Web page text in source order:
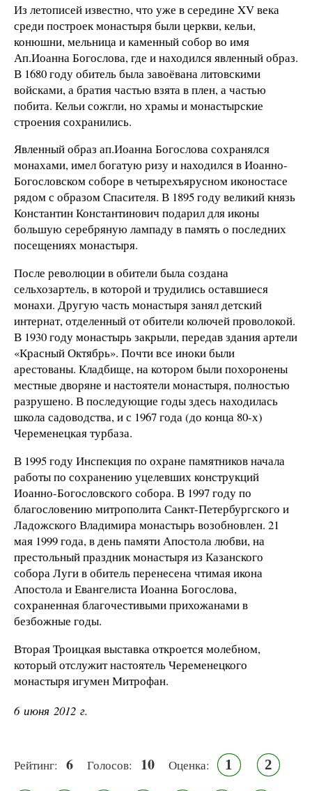
Из летописей известно, что уже в середине XV века
среди построек монастыря были церкви, кельи,
конюшни, мельница и каменный собор во имя
Ап.Иоанна Богослова, где и находился явленный образ.
В 1680 году обитель была завоёвана литовскими
войсками, а братия частью взята в плен, а частью
побита. Кельи сожгли, но храмы и монастырские
строения сохранились.
Явленный образ ап.Иоанна Богослова сохранялся
монахами, имел богатую ризу и находился в Иоанно-
Богословском соборе в четырехъярусном иконостасе
рядом с образом Спасителя. В 1895 году великий князь
Константин Константинович подарил для иконы
большую серебряную лампаду в память о последних
посещениях монастыря.
После революции в обители была создана
сельхозартель, в которой и трудились оставшиеся
монахи. Другую часть монастыря занял детский
интернат, отделенный от обители колючей проволокой.
В 1930 году монастырь закрыли, передав здания артели
«Красный Октябрь». Почти все иноки были
арестованы. Кладбище, на котором были похоронены
местные дворяне и настоятели монастыря, полностью
разрушено. В последующие годы здесь находилась
школа садоводства, и с 1967 года (до конца 80-х)
Череменецкая турбаза.
В 1995 году Инспекция по охране памятников начала
работы по сохранению уцелевших конструкций
Иоанно-Богословского собора. В 1997 году по
благословению митрополита Санкт-Петербургского и
Ладожского Владимира монастырь возобновлен. 21
мая 1999 года, в день памяти Апостола любви, на
престольный праздник монастыря из Казанского
собора Луги в обитель перенесена чтимая икона
Апостола и Евангелиста Иоанна Богослова,
сохраненная благочестивыми прихожанами в
безбожные годы.
Вторая Троицкая выставка откроется молебном,
который отслужит настоятель Череменецкого
монастыря игумен Митрофан.
6 июня 2012 г.
Рейтинг: 6 Голосов: 10 Оценка: 1 2